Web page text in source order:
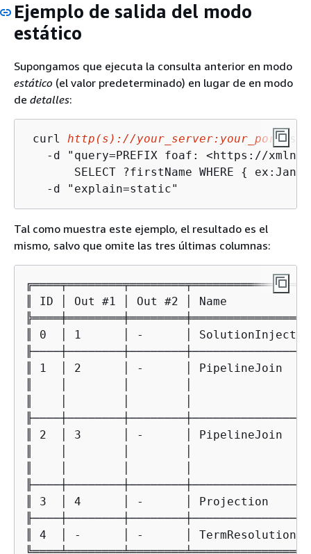
Ejemplo de salida del modo
estático
Supongamos que ejecuta la consulta anterior en modo
estático (el valor predeterminado) en lugar de en modo
de detalles:
curl http(s)://your_server:your_port/
-d "query=PREFIX foaf: <https://
       SELECT ?firstName WHERE
{
   -d "explain=static"
Tal como muestra este ejemplo, el resultado es el
mismo, salvo que omite las tres últimas columnas:
║ ID │ Out #1 │ Out #2 │ Name
║ 0  │ 1      │ -      │
║ 1  │ 2      │ -      │ PipelineJoin
║ 2  │ 3      │ -      │ PipelineJoin
║ 3  │ 4      │ -      │ Projection
║ 4  │ -      │ -      │